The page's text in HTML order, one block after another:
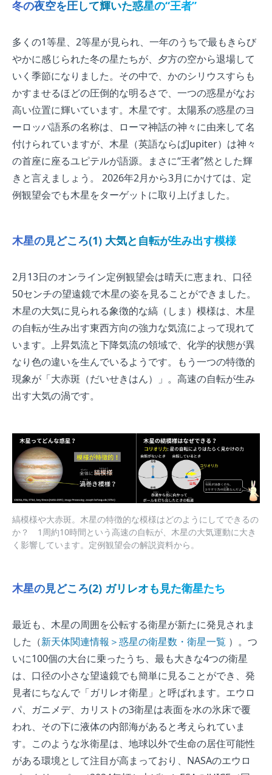
冬の夜空を圧して輝いた惑星の“王者”
多くの1等星、2等星が見られ、一年のうちで最もきらび
やかに感じられた冬の星たちが、夕方の空から退場して
いく季節になりました。その中で、かのシリウスすらも
かすませるほどの圧倒的な明るさで、一つの惑星がなお
高い位置に輝いています。木星です。太陽系の惑星のヨ
ーロッパ語系の名称は、ローマ神話の神々に由来して名
付けられていますが、木星（英語ならばJupiter）は神々
の首座に座るユピテルが語源。まさに“王者”然とした輝
きと言えましょう。 2026年2月から3月にかけては、定
例観望会でも木星をターゲットに取り上げました。
木星の見どころ(1) 大気と自転が生み出す模様
2月13日のオンライン定例観望会は晴天に恵まれ、口径
50センチの望遠鏡で木星の姿を見ることができました。
木星の大気に見られる象徴的な縞（しま）模様は、木星
の自転が生み出す東西方向の強力な気流によって現れて
います。上昇気流と下降気流の領域で、化学的状態が異
なり色の違いを生んでいるようです。もう一つの特徴的
現象が「大赤斑（だいせきはん）」。高速の自転が生み
出す大気の渦です。
縞模様や大赤斑。木星の特徴的な模様はどのようにしてできるの
か？ 1周約10時間という高速の自転が、木星の大気運動に大き
く影響しています。定例観望会の解説資料から。
木星の見どころ(2) ガリレオも見た衛星たち
最近も、木星の周囲を公転する衛星が新たに発見されま
した（新天体関連情報＞惑星の衛星数・衛星一覧 ）。つ
いに100個の大台に乗ったうち、最も大きな4つの衛星
は、口径の小さな望遠鏡でも簡単に見ることができ、発
見者にちなんで「ガリレオ衛星」と呼ばれます。エウロ
パ、ガニメデ、カリストの3衛星は表面を水の氷床で覆
われ、その下に液体の内部海があると考えられていま
す。このような氷衛星は、地球以外で生命の居住可能性
がある環境として注目が高まっており、NASAのエウロ